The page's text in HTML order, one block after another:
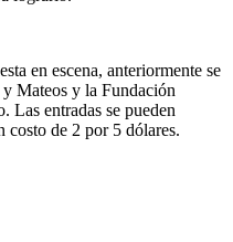
en escena, anteriormente se
Mateos y la Fundación
Las entradas se pueden
de 2 por 5 dólares.